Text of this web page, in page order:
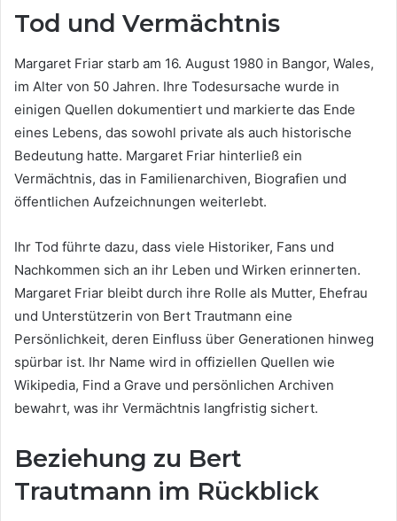
Tod und Vermächtnis
Margaret Friar starb am 16. August 1980 in Bangor, Wales,
im Alter von 50 Jahren. Ihre Todesursache wurde in
einigen Quellen dokumentiert und markierte das Ende
eines Lebens, das sowohl private als auch historische
Bedeutung hatte. Margaret Friar hinterließ ein
Vermächtnis, das in Familienarchiven, Biografien und
öffentlichen Aufzeichnungen weiterlebt.
Ihr Tod führte dazu, dass viele Historiker, Fans und
Nachkommen sich an ihr Leben und Wirken erinnerten.
Margaret Friar bleibt durch ihre Rolle als Mutter, Ehefrau
und Unterstützerin von Bert Trautmann eine
Persönlichkeit, deren Einfluss über Generationen hinweg
spürbar ist. Ihr Name wird in offiziellen Quellen wie
Wikipedia, Find a Grave und persönlichen Archiven
bewahrt, was ihr Vermächtnis langfristig sichert.
Beziehung zu Bert
Trautmann im Rückblick